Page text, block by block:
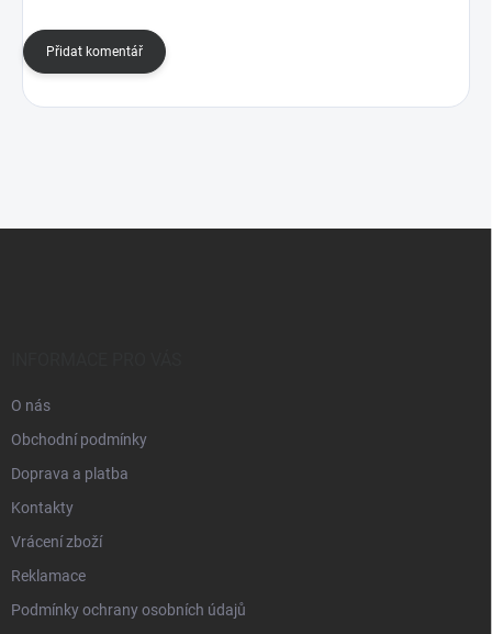
Přidat komentář
O nás
Obchodní podmínky
Doprava a platba
Kontakty
Vrácení zboží
Reklamace
Podmínky ochrany osobních údajů